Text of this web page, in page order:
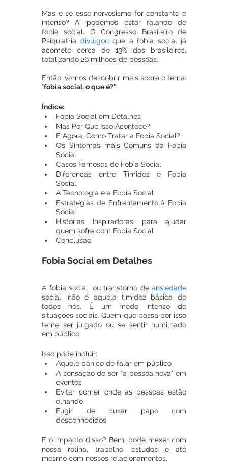
Mas e se esse nervosismo for constante e
intenso? Aí podemos estar falando de
fobia social. O Congresso Brasileiro de
Psiquiatria divulgou que a fobia social já
acomete cerca de 13% dos brasileiros,
totalizando 26 milhões de pessoas.
Então, vamos descobrir mais sobre o tema:
“fobia social, o que é?”
Índice:
Fobia Social em Detalhes
Mas Por Que Isso Acontece?
E Agora, Como Tratar a Fobia Social?
Os Sintomas mais Comuns da Fobia
Social
Casos Famosos de Fobia Social
Diferenças entre Timidez e Fobia
Social
A Tecnologia e a Fobia Social
Estratégias de Enfrentamento à Fobia
Social
Histórias Inspiradoras para ajudar
quem sofre com Fobia Social
Conclusão
Fobia Social em Detalhes
A fobia social, ou transtorno de ansiedade
social, não é aquela timidez básica de
todos nós. É um medo intenso de
situações sociais. Quem que passa por isso
teme ser julgado ou se sentir humilhado
em público.
Isso pode incluir:
Aquele pânico de falar em público
A sensação de ser "a pessoa nova" em
eventos
Evitar comer onde as pessoas estão
olhando
Fugir de puxar papo com
desconhecidos
E o impacto disso? Bem, pode mexer com
nossa rotina, trabalho, estudos e até
mesmo com nossos relacionamentos.